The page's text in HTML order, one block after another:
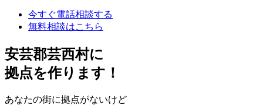
今すぐ電話相談する
無料相談はこちら
安芸郡芸西村に
拠点を作ります！
あなたの街に拠点がないけど